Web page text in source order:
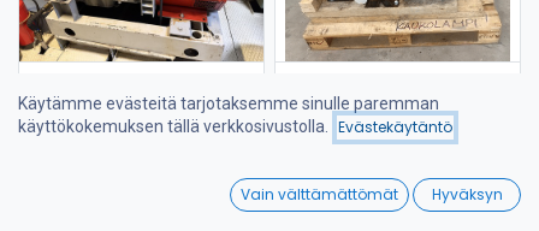
Nimi (A-Ö)
Wishlist
0,00€ 0,00€
Käytämme evästeitä tarjotaksemme sinulle paremman
käyttökokemuksen tällä verkkosivustolla.
Evästekäytäntö
Vain välttämättömät Hyväksyn